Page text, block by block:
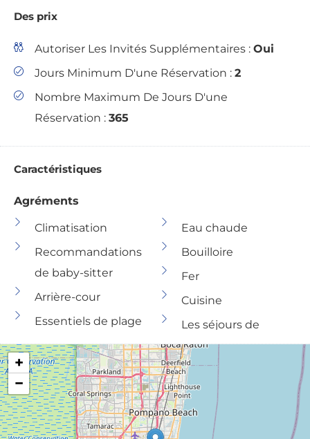
Des prix
Autoriser Les Invités Supplémentaires : Oui
Jours Minimum D'une Réservation : 2
Nombre Maximum De Jours D'une
Réservation : 365
Caractéristiques
Agréments
Climatisation
Recommandations
de baby-sitter
Arrière-cour
Essentiels de plage
Alarme au
monoxyde de
carbone
Machine à café
Conditionneur
Eau chaude
Bouilloire
Fer
Cuisine
Les séjours de
longue durée sont
autorisés.
Dépôt de bagages
autorisé
Micro-ondes
+
−